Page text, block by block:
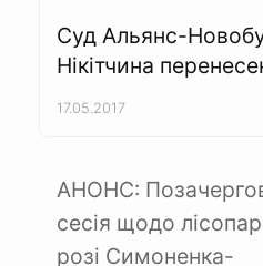
Суд Альянс-
Нікітчина
17.05.2017
АНОНС:
сесія щодо
розі Симоненка-